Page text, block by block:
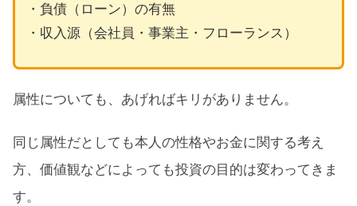
・負債（ローン）の有無
・収入源（会社員・事業主・フローランス）
属性についても、あげればキリがありません。
同じ属性だとしても本人の性格やお金に関する考え
方、価値観などによっても投資の目的は変わってきま
す。